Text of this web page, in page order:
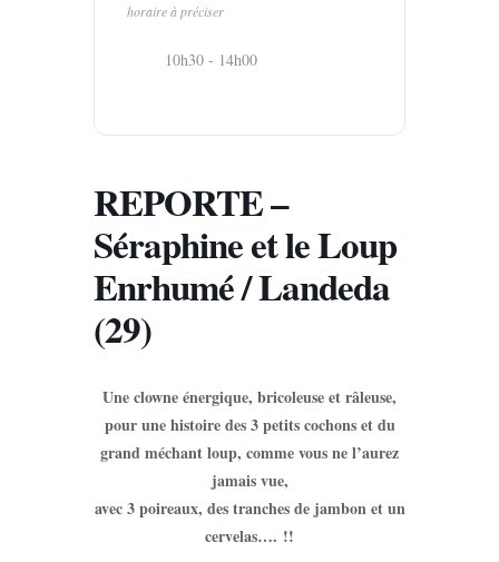
horaire à préciser
10h30 - 14h00
REPORTE –
Séraphine et le Loup
Enrhumé / Landeda
(29)
Une clowne énergique, bricoleuse et râleuse,
pour une histoire des 3 petits cochons et du
grand méchant loup, comme vous ne l’aurez
jamais vue,
avec 3 poireaux, des tranches de jambon et un
cervelas…. !!